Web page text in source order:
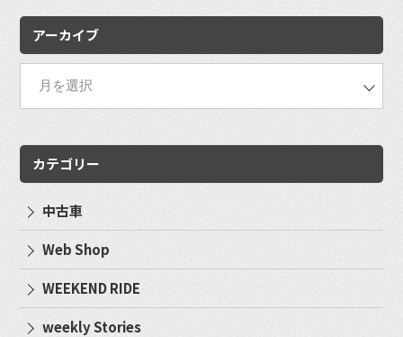
アーカイブ
カテゴリー
中古車
Web Shop
WEEKEND RIDE
weekly Stories